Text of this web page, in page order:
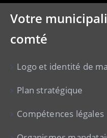
Votre
comté
Logo et identité de
Plan stratégique
Compétences légales